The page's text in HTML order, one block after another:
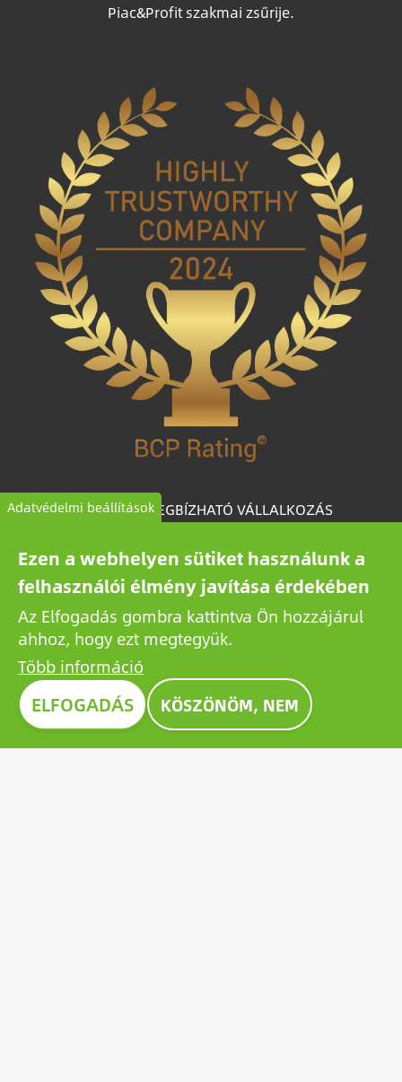
Piac&Profit szakmai zsűrije.
KIEMELTEN MEGBÍZHATÓ VÁLLALKOZÁS
A BCP Rating© egyedileg fejlesztett speciális
algoritmus, amely több mint egymillió magyar
vállalkozás céginformációs adataiból válogatja le és
kategorizálja a vállalkozásokat megbízhatóságuk
alapján.
Image
Adatvédelmi beállítások
Ezen a webhelyen sütiket használunk a
felhasználói élmény javítása érdekében
Az Elfogadás gombra kattintva Ön hozzájárul
ahhoz, hogy ezt megtegyük.
Több információ
ELFOGADÁS KÖSZÖNÖM, NEM